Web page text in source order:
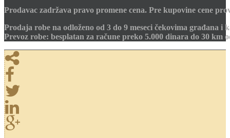
Prodavac zadržava pravo promene cena. Pre kupovine cene
Prodaja robe na odloženo od 3 do 9 meseci čekovima građana i
Prevoz robe: besplatan za račune preko 5.000 dinara do 30 km